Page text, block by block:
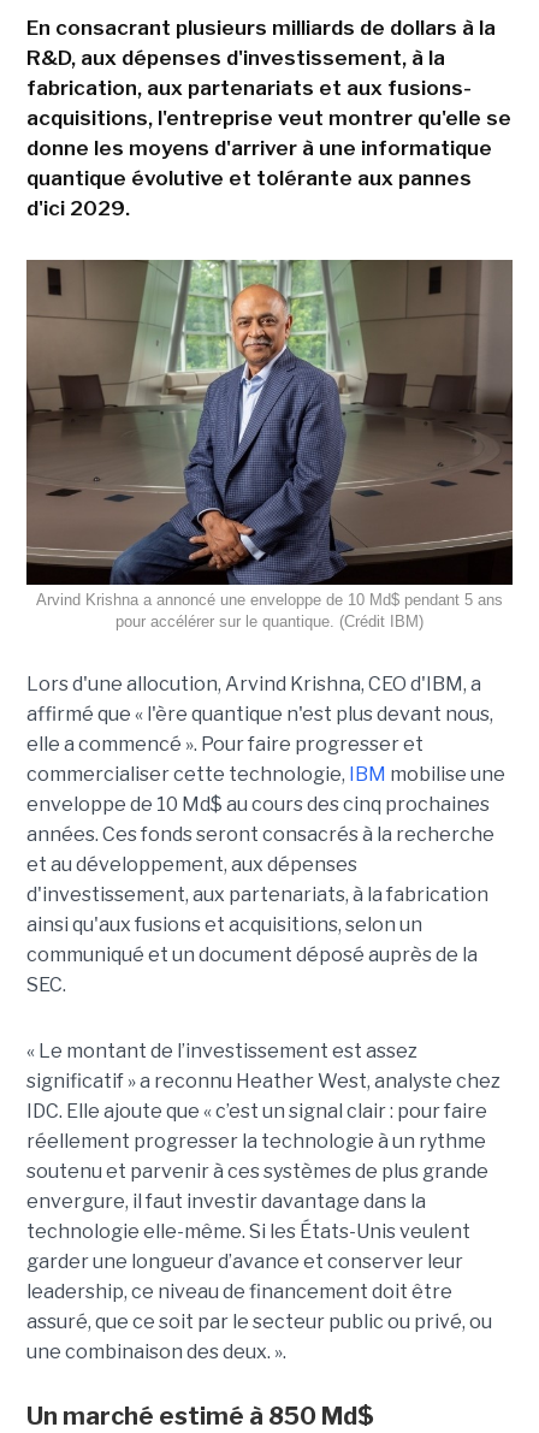
En consacrant plusieurs milliards de dollars à la
R&D, aux dépenses d'investissement, à la
fabrication, aux partenariats et aux fusions-
acquisitions, l'entreprise veut montrer qu'elle se
donne les moyens d'arriver à une informatique
quantique évolutive et tolérante aux pannes
d'ici 2029.
Arvind Krishna a annoncé une enveloppe de 10 Md$ pendant 5 ans
pour accélérer sur le quantique. (Crédit IBM)
Lors d'une allocution, Arvind Krishna, CEO d'IBM, a
affirmé que « l'ère quantique n'est plus devant nous,
elle a commencé ». Pour faire progresser et
commercialiser cette technologie, IBM mobilise une
enveloppe de 10 Md$ au cours des cinq prochaines
années. Ces fonds seront consacrés à la recherche
et au développement, aux dépenses
d'investissement, aux partenariats, à la fabrication
ainsi qu'aux fusions et acquisitions, selon un
communiqué et un document déposé auprès de la
SEC.
« Le montant de l’investissement est assez
significatif » a reconnu Heather West, analyste chez
IDC. Elle ajoute que « c’est un signal clair : pour faire
réellement progresser la technologie à un rythme
soutenu et parvenir à ces systèmes de plus grande
envergure, il faut investir davantage dans la
technologie elle-même. Si les États-Unis veulent
garder une longueur d’avance et conserver leur
leadership, ce niveau de financement doit être
assuré, que ce soit par le secteur public ou privé, ou
une combinaison des deux. ».
Un marché estimé à 850 Md$